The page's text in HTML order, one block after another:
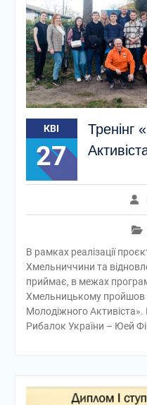
КВІ
27
Тренінг
В рамках реалізації
Хмельниччини та
приймає, в межах
Хмельницькому пройшов
Молодіжного
Рибалок України – Юей